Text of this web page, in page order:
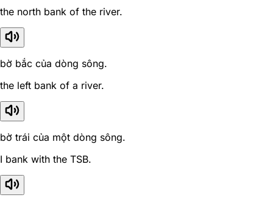
the north bank of the river.
bờ bắc của dòng sông.
the left bank of a river.
bờ trái của một dòng sông.
I bank with the TSB.